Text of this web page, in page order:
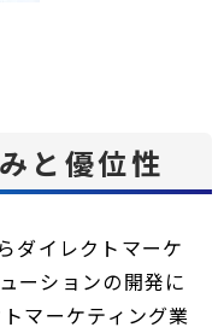
と優位性
ダイレクトマーケ
ーションの開発に
マーケティング業